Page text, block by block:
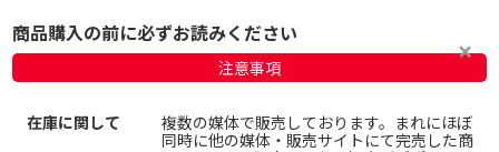
商品購入の前に必ずお読みください
注意事項
在庫に関して
複数の媒体で販売しております。まれにほぼ
同時に他の媒体・販売サイトにて完売した商